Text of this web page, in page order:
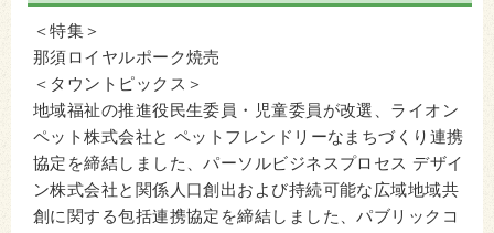
＜特集＞
那須ロイヤルポーク焼売
＜タウントピックス＞
地域福祉の推進役民生委員・児童委員が改選、ライオン
ペット株式会社と ペットフレンドリーなまちづくり連携
協定を締結しました、パーソルビジネスプロセス デザイ
ン株式会社と関係人口創出および持続可能な広域地域共
創に関する包括連携協定を締結しました、パブリックコ